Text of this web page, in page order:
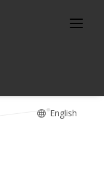
English